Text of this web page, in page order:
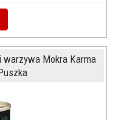
Mokra Karma